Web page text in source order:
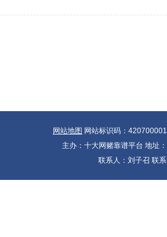
网站地图 网站标识码：
主办：十大网赌靠谱平台 地址
联系人：刘子召 联